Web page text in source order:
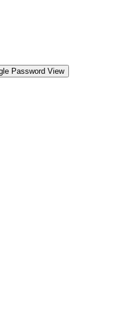
Password View